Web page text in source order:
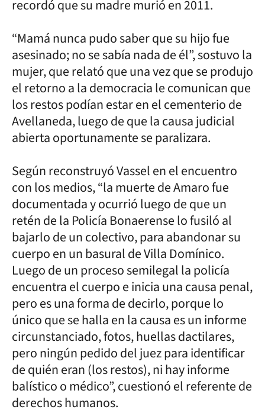
recordó que su madre murió en 2011.
“Mamá nunca pudo saber que su hijo fue
asesinado; no se sabía nada de él”, sostuvo la
mujer, que relató que una vez que se produjo
el retorno a la democracia le comunican que
los restos podían estar en el cementerio de
Avellaneda, luego de que la causa judicial
abierta oportunamente se paralizara.
Según reconstruyó Vassel en el encuentro
con los medios, “la muerte de Amaro fue
documentada y ocurrió luego de que un
retén de la Policía Bonaerense lo fusiló al
bajarlo de un colectivo, para abandonar su
cuerpo en un basural de Villa Domínico.
Luego de un proceso semilegal la policía
encuentra el cuerpo e inicia una causa penal,
pero es una forma de decirlo, porque lo
único que se halla en la causa es un informe
circunstanciado, fotos, huellas dactilares,
pero ningún pedido del juez para identificar
de quién eran (los restos), ni hay informe
balístico o médico”, cuestionó el referente de
derechos humanos.